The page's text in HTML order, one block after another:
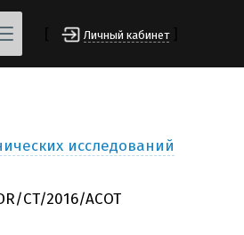
Личный кабинет
исследований
CT/2016/ACOT